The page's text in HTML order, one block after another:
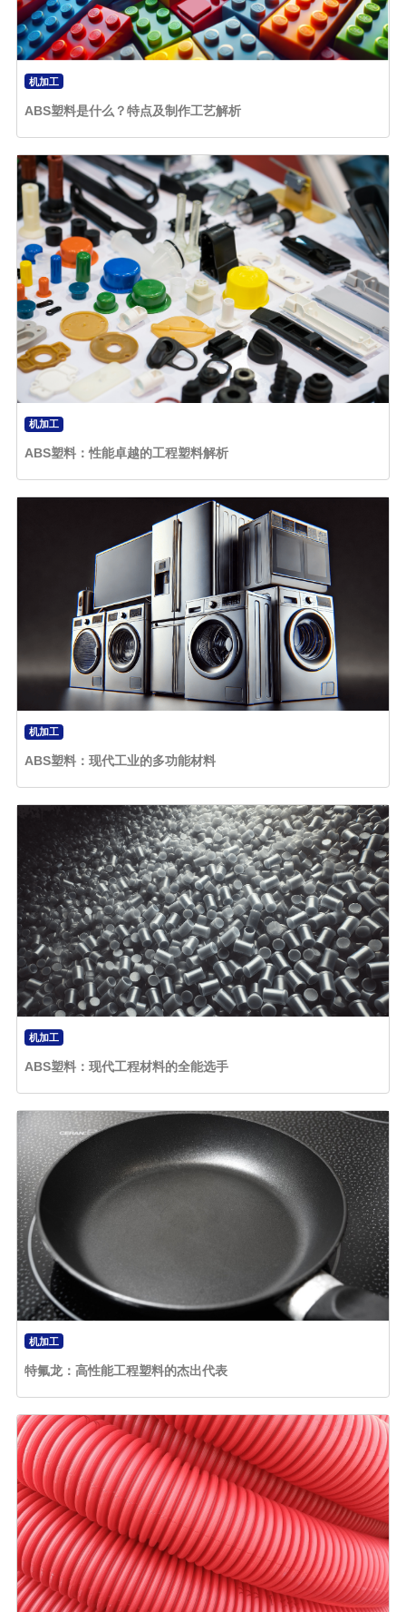
机加工
ABS塑料是什么？特点及制作工艺解析
机加工
ABS塑料：性能卓越的工程塑料解析
机加工
ABS塑料：现代工业的多功能材料
机加工
ABS塑料：现代工程材料的全能选手
机加工
特氟龙：高性能工程塑料的杰出代表